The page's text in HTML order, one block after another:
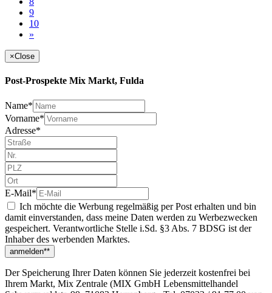
9
10
»
×Close
Post-Prospekte Mix Markt, Fulda
Name*
Vorname*
Adresse*
E-Mail*
Ich möchte die Werbung regelmäßig per Post erhalten und bin
damit einverstanden, dass meine Daten werden zu Werbezwecken
gespeichert. Verantwortliche Stelle i.Sd. §3 Abs. 7 BDSG ist der
Inhaber des werbenden Marktes.
Der Speicherung Ihrer Daten können Sie jederzeit kostenfrei bei
Ihrem Markt, Mix Zentrale (MIX GmbH Lebensmittelhandel